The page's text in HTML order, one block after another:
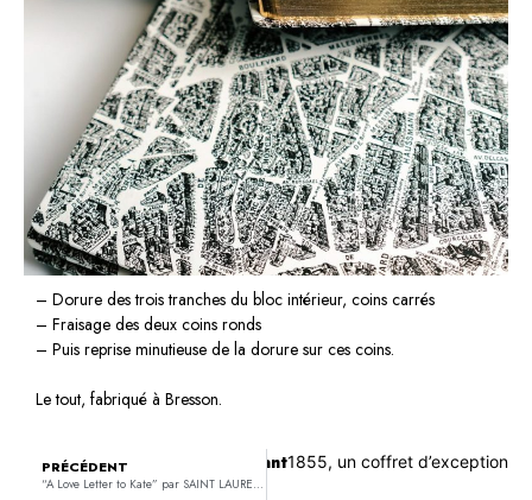
– Dorure des trois tranches du bloc intérieur, coins carrés
– Fraisage des deux coins ronds
– Puis reprise minutieuse de la dorure sur ces coins.
Le tout, fabriqué à Bresson.
PRÉCÉDENT
“A Love Letter to Kate” par SAINT LAURENT EDITIONS
Suivant1855, un coffret d’exception